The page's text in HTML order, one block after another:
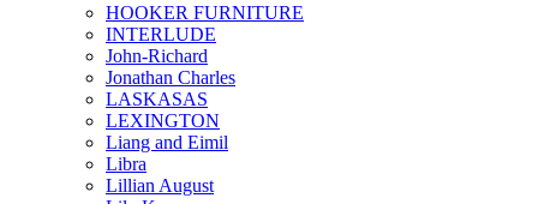
HOOKER FURNITURE
INTERLUDE
John-Richard
Jonathan Charles
LASKASAS
LEXINGTON
Liang and Eimil
Libra
Lillian August